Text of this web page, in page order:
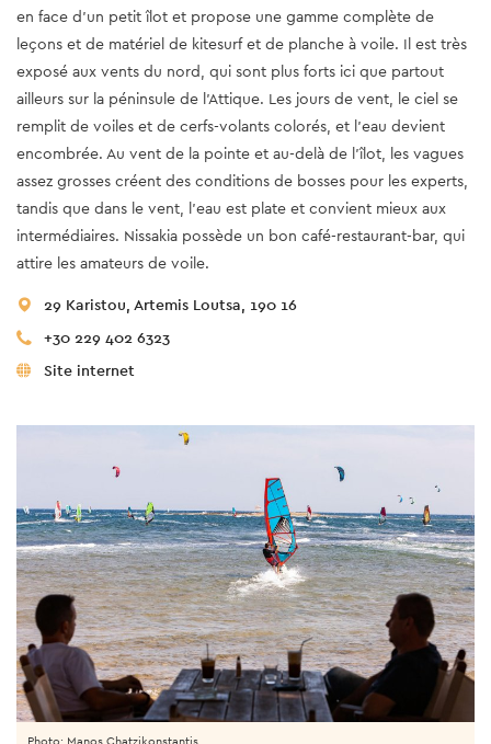
en face d'un petit îlot et propose une gamme complète de
leçons et de matériel de kitesurf et de planche à voile. Il est très
exposé aux vents du nord, qui sont plus forts ici que partout
ailleurs sur la péninsule de l’Attique. Les jours de vent, le ciel se
remplit de voiles et de cerfs-volants colorés, et l'eau devient
encombrée. Au vent de la pointe et au-delà de l'îlot, les vagues
assez grosses créent des conditions de bosses pour les experts,
tandis que dans le vent, l'eau est plate et convient mieux aux
intermédiaires. Nissakia possède un bon café-restaurant-bar, qui
attire les amateurs de voile.
29 Karistou, Artemis Loutsa, 190 16
+30 229 402 6323
Site internet